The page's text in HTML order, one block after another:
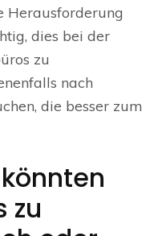
Herausforderung
dies bei der
zu
nach
die besser zum
zu